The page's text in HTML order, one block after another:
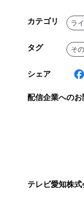
カテゴリ ラ
タグ そ
シェア
配信企業への
テレビ愛知株式